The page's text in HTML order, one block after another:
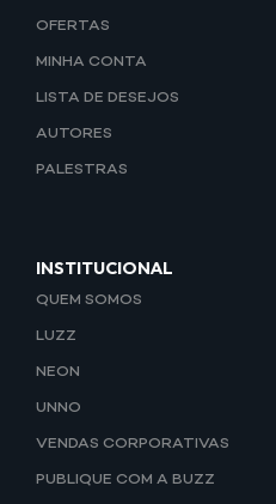
OFERTAS
MINHA CONTA
LISTA DE DESEJOS
AUTORES
PALESTRAS
INSTITUCIONAL
QUEM SOMOS
LUZZ
NEON
UNNO
VENDAS CORPORATIVAS
PUBLIQUE COM A BUZZ